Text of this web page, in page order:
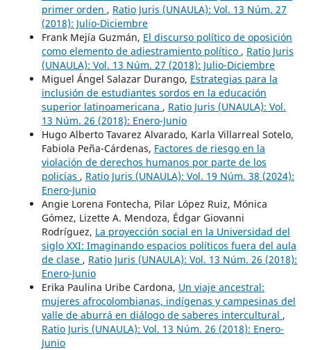
primer orden , Ratio Juris (UNAULA): Vol. 13 Núm. 27
(2018): Julio-Diciembre
Frank Mejía Guzmán, El discurso político de oposición
como elemento de adiestramiento político , Ratio Juris
(UNAULA): Vol. 13 Núm. 27 (2018): Julio-Diciembre
Miguel Ángel Salazar Durango, Estrategias para la
inclusión de estudiantes sordos en la educación
superior latinoamericana , Ratio Juris (UNAULA): Vol.
13 Núm. 26 (2018): Enero-Junio
Hugo Alberto Tavarez Alvarado, Karla Villarreal Sotelo,
Fabiola Peña-Cárdenas, Factores de riesgo en la
violación de derechos humanos por parte de los
policías , Ratio Juris (UNAULA): Vol. 19 Núm. 38 (2024):
Enero-Junio
Angie Lorena Fontecha, Pilar López Ruiz, Mónica
Gómez, Lizette A. Mendoza, Édgar Giovanni
Rodríguez, La proyección social en la Universidad del
siglo XXI: Imaginando espacios políticos fuera del aula
de clase , Ratio Juris (UNAULA): Vol. 13 Núm. 26 (2018):
Enero-Junio
Erika Paulina Uribe Cardona, Un viaje ancestral:
mujeres afrocolombianas, indígenas y campesinas del
valle de aburrá en diálogo de saberes intercultural ,
Ratio Juris (UNAULA): Vol. 13 Núm. 26 (2018): Enero-
Junio